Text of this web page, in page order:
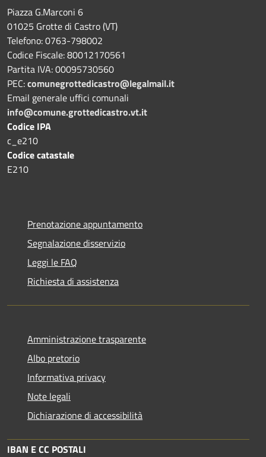
Piazza G.Marconi 6
01025 Grotte di Castro (VT)
Telefono: 0763-798002
Codice Fiscale: 80012170561
Partita IVA: 00095730560
PEC:comunegrottedicastro@legalmail.it
Email generale uffici comunali
info@comune.grottedicastro.vt.it
Codice IPA
c_e210
Codice catastale
E210
Prenotazione appuntamento
Segnalazione disservizio
Leggi le FAQ
Richiesta di assistenza
Amministrazione trasparente
Albo pretorio
Informativa privacy
Note legali
Dichiarazione di accessibilità
IBAN E CC POSTALI